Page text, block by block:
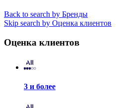
Back to search by Бренды
Skip search by Оценка клиентов
Оценка клиентов
3 и более